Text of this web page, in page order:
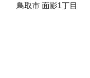
鳥取市 面影1丁目